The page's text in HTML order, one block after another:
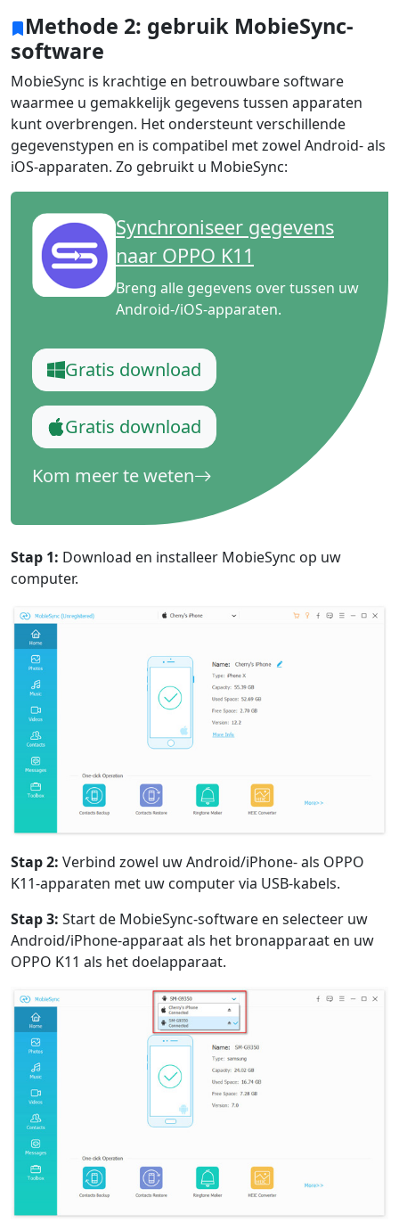
Methode 2: gebruik MobieSync-
software
MobieSync is krachtige en betrouwbare software
waarmee u gemakkelijk gegevens tussen apparaten
kunt overbrengen. Het ondersteunt verschillende
gegevenstypen en is compatibel met zowel Android- als
iOS-apparaten. Zo gebruikt u MobieSync:
Synchroniseer gegevens
naar OPPO K11
Breng alle gegevens over tussen uw
Android-/iOS-apparaten.
Gratis download
Gratis download
Kom meer te weten
Stap 1: Download en installeer MobieSync op uw
computer.
Stap 2: Verbind zowel uw Android/iPhone- als OPPO
K11-apparaten met uw computer via USB-kabels.
Stap 3: Start de MobieSync-software en selecteer uw
Android/iPhone-apparaat als het bronapparaat en uw
OPPO K11 als het doelapparaat.